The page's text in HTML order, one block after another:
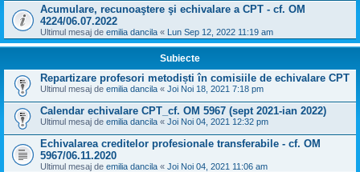
Acumulare, recunoaştere şi echivalare a CPT - cf. OM
4224/06.07.2022
Ultimul mesaj de emilia dancila « Lun Sep 12, 2022 11:19 am
Subiecte
Repartizare profesori metodiști în comisiile de echivalare CPT
Ultimul mesaj de emilia dancila « Joi Noi 18, 2021 7:18 pm
Calendar echivalare CPT_cf. OM 5967 (sept 2021-ian 2022)
Ultimul mesaj de emilia dancila « Joi Noi 04, 2021 12:32 pm
Echivalarea creditelor profesionale transferabile - cf. OM
5967/06.11.2020
Ultimul mesaj de emilia dancila « Joi Noi 04, 2021 11:06 am